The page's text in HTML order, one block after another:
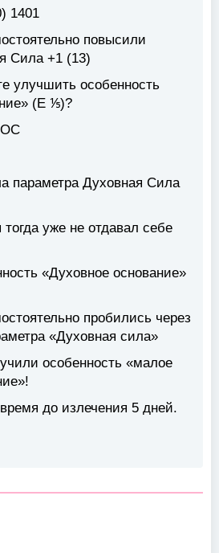
1401
повысили
Сила +1 (13)
улучшить особенность
(Е ⅕)?
ОС
параметра Духовная Сила
уже не отдавал себе
«Духовное основание»
пробились через
«Духовная сила»
особенность «малое
до излечения 5 дней.